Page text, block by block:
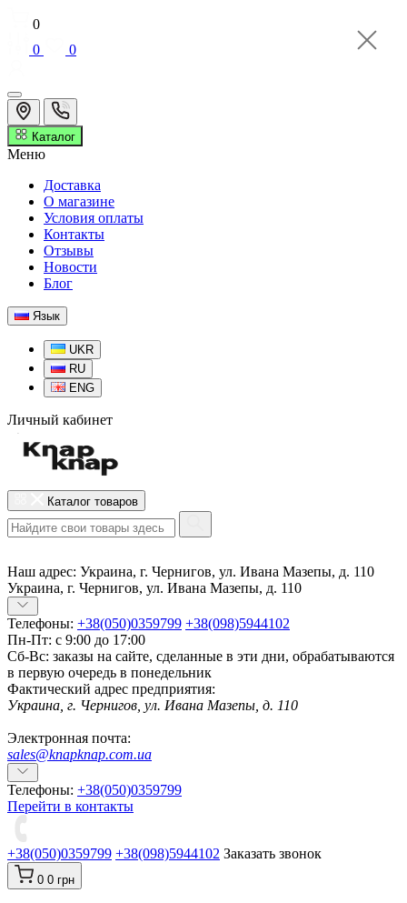
0
0
0
Каталог
Меню
Доставка
О магазине
Условия оплаты
Контакты
Отзывы
Новости
Блог
Язык
UKR
RU
ENG
Личный кабинет
Каталог товаров
Наш адрес: Украина, г. Чернигов, ул. Ивана Мазепы, д. 110
Украина, г. Чернигов, ул. Ивана Мазепы, д. 110
Телефоны: +38(050)0359799 +38(098)5944102
Пн-Пт: с 9:00 до 17:00
Сб-Вс: заказы на сайте, сделанные в эти дни, обрабатываются
в первую очередь в понедельник
Фактический адрес предприятия:
Украина, г. Чернигов, ул. Ивана Мазепы, д. 110
Электронная почта:
sales@knapknap.com.ua
Телефоны: +38(050)0359799
Перейти в контакты
+38(050)0359799 +38(098)5944102 Заказать звонок
0 0 грн